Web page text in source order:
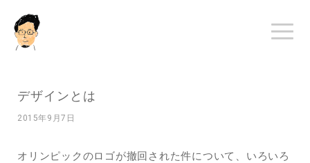
デザインとは
2015年9月7日
オリンピックのロゴが撤回された件について、いろいろ